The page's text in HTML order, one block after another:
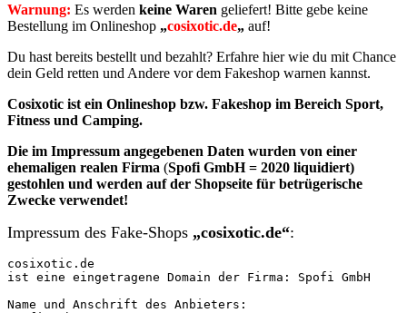
Warnung: Es werden keine Waren geliefert! Bitte gebe keine
Bestellung im Onlineshop „cosixotic.de„ auf!
Du hast bereits bestellt und bezahlt? Erfahre hier wie du mit Chance
dein Geld retten und Andere vor dem Fakeshop warnen kannst.
Cosixotic ist ein Onlineshop bzw. Fakeshop im Bereich Sport,
Fitness und Camping.
Die im Impressum angegebenen Daten wurden von einer
ehemaligen realen Firma (Spofi GmbH = 2020 liquidiert)
gestohlen und werden auf der Shopseite für betrügerische
Zwecke verwendet!
Impressum des Fake-Shops „cosixotic.de“:
cosixotic.de
ist eine eingetragene Domain der Firma: Spofi GmbH
Name und Anschrift des Anbieters: